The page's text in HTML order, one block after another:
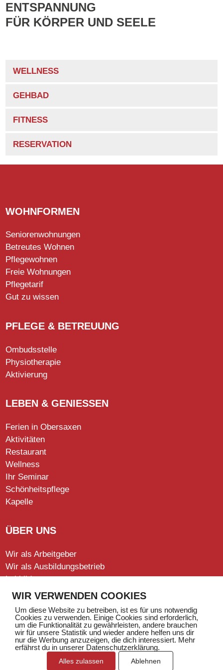
ENTSPANNUNG
FÜR KÖRPER UND SEELE
WELLNESS
GEHBAD
FITNESS
RESERVATION
WOHNFORMEN
Seniorenwohnungen
Betreutes Wohnen
Pflegewohnen
Freie Wohnungen
Pflegetarif
Gut zu wissen
PFLEGE & BETREUUNG
Ombudsstelle
Physiotherapie
Aktivierung
LEBEN & GENIESSEN
Ferien in Obersaxen
Aktivitäten
Restaurant
Wellness
Ihr Seminar
Schönheitspflege
Kapelle
ÜBER UNS
Wir als Arbeitgeber
Wir als Ausbildungsbetrieb
Leitbild
Leitung
Stiftung
WIR VERWENDEN COOKIES
Um diese Website zu betreiben, ist es für uns notwendig
Cookies zu verwenden. Einige Cookies sind erforderlich,
um die Funktionalität zu gewährleisten, andere brauchen
wir für unsere Statistik und wieder andere helfen uns dir
nur die Werbung anzuzeigen, die dich interessiert. Mehr
erfährst du in unserer Datenschutzerklärung.
Alles zulassen Ablehnen